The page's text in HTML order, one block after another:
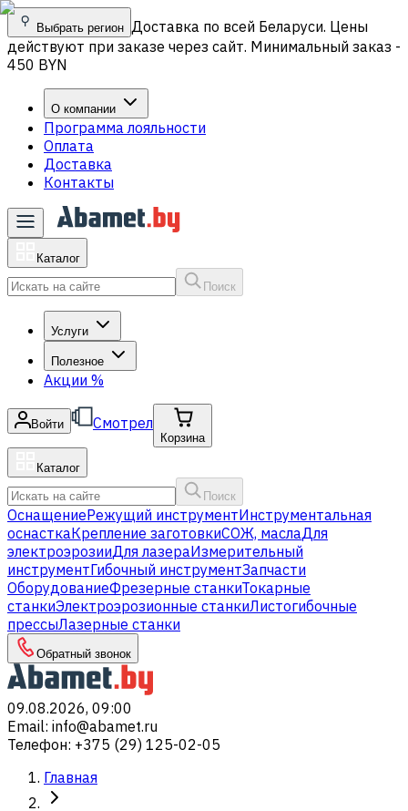
Выбрать регион Доставка по всей Беларуси. Цены
действуют при заказе через сайт. Минимальный заказ -
450 BYN
О компании
Программа лояльности
Оплата
Доставка
Контакты
Каталог
Поиск
Услуги
Полезное
Акции %
Войти Смотрел
Корзина
Каталог
Поиск
ОснащениеРежущий инструментИнструментальная
оснасткаКрепление заготовкиСОЖ, маслаДля
электроэрозииДля лазераИзмерительный
инструментГибочный инструментЗапчасти
ОборудованиеФрезерные станкиТокарные
станкиЭлектроэрозионные станкиЛистогибочные
прессыЛазерные станки
Обратный звонок
09.08.2026, 09:00
Email: info@abamet.ru
Телефон: +375 (29) 125-02-05
Главная